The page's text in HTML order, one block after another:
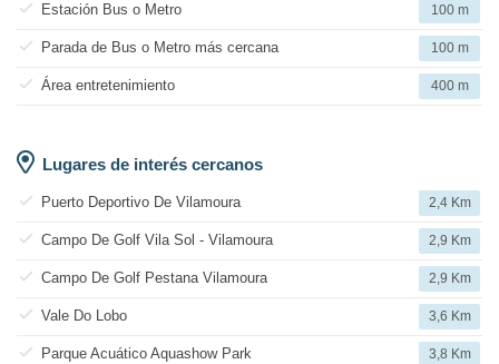
Estación Bus o Metro 100 m
Parada de Bus o Metro más cercana 100 m
Área entretenimiento 400 m
Lugares de interés cercanos
Puerto Deportivo De Vilamoura 2,4 Km
Campo De Golf Vila Sol - Vilamoura 2,9 Km
Campo De Golf Pestana Vilamoura 2,9 Km
Vale Do Lobo 3,6 Km
Parque Acuático Aquashow Park 3,8 Km